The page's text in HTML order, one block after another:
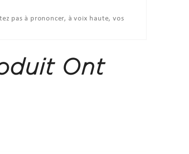
pas à prononcer, à voix haute, vos
Ont